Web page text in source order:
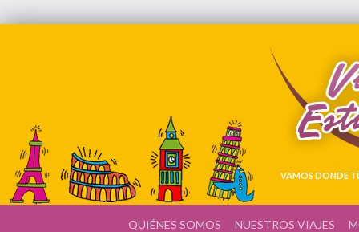
VAMOS DONDE
QUIÉNES SOMOS NUESTROS VIAJES